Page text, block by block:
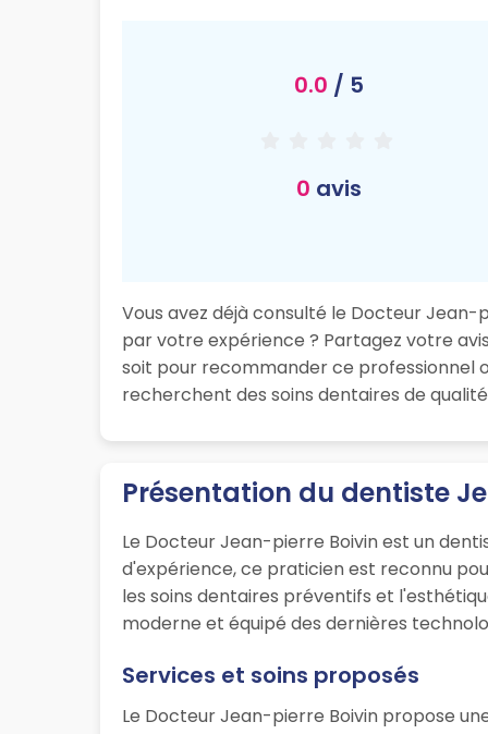
0.0 / 5
0 avis
Vous avez déjà consulté le Docteur Jean-
par votre expérience ? Partagez votre
soit pour recommander ce professionnel
recherchent des soins dentaires de
Présentation du dentiste
Le Docteur Jean-pierre Boivin est un
d'expérience, ce praticien est reconnu
les soins dentaires préventifs et
moderne et équipé des dernières
Services et soins proposés
Le Docteur Jean-pierre Boivin propose